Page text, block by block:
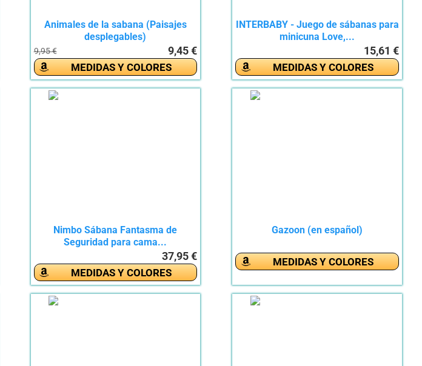
Animales de la sabana (Paisajes
desplegables)
9,95 € 9,45 €
MEDIDAS Y COLORES
INTERBABY - Juego de sábanas para
minicuna Love,...
15,61 €
MEDIDAS Y COLORES
Nimbo Sábana Fantasma de
Seguridad para cama...
37,95 €
MEDIDAS Y COLORES
Gazoon (en español)
MEDIDAS Y COLORES